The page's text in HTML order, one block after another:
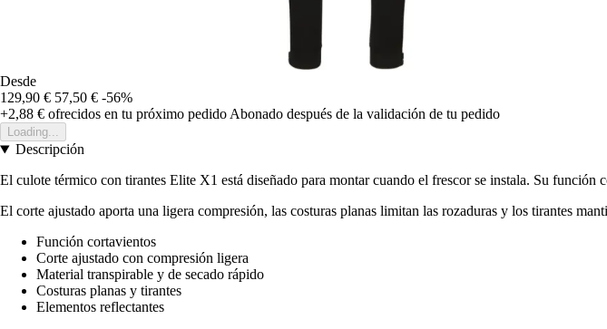
Desde
129,90 € 57,50 € -56%
+2,88 € ofrecidos en tu próximo pedido Abonado después de la validación de tu pedido
Loading...
Descripción
El culote térmico con tirantes Elite X1 está diseñado para montar cuando el frescor se instala. Su
El corte ajustado aporta una ligera compresión, las costuras planas limitan las rozaduras y los tirantes
Función cortavientos
Corte ajustado con compresión ligera
Material transpirable y de secado rápido
Costuras planas y tirantes
Elementos reflectantes